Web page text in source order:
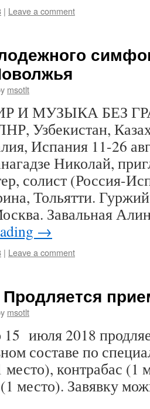
| Leave a comment
msotlt
И МУЗЫКА БЕЗ
Узбекистан,
Испания 11-26
Николай,
солист (Россия-
Тольятти.
Завальная
→
| Leave a comment
msotlt
июля 2018
составе по
место), контрабас (1
место). Завявку